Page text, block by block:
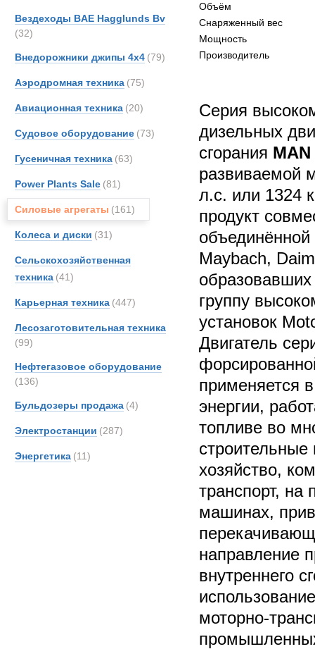
Вездеходы BAE Hagglunds Bv
(32)
Внедорожники джипы 4х4 (79)
Аэродромная техника (75)
Авиационная техника (20)
Судовое оборудование (73)
Гусеничная техника (63)
Power Plants Sale (81)
Силовые агрегаты (161)
Колеса и диски (31)
Сельскохозяйственная
техника (41)
Карьерная техника (447)
Лесозаготовительная техника
(99)
Нефтегазовое оборудование
(136)
Бульдозеры продажа (4)
Электростанции (287)
Энергетика (11)
Объём
Снаряженный вес
Мощность
Производитель
Серия
дизельных
сгорания
развиваемой
л.с. или 1324
продукт
Maybach,
образовавших
группу
установок
Двигатель
применяется
энергии,
топливе во
хозяйство,
транспорт, на
машинах,
направление
внутреннего
моторно-